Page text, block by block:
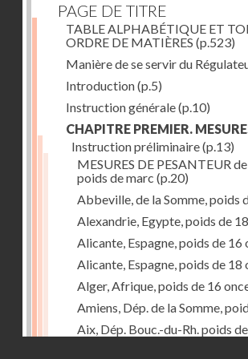
PAGE DE TITRE
TABLE ALPHABÉTIQUE ET
ORDRE DE MATIÈRES (p.523)
Manière de se servir du
Introduction(p.5)
Instruction générale(p.10)
CHAPITRE PREMIER.
Instruction préliminaire(p.13)
MESURES DE PESANTEUR
poids de marc (p.20)
Abbeville, de la Somme, poids
Alexandrie, Egypte, poids de
Alicante, Espagne, poids de 16
Alicante, Espagne, poids de 18
Alger, Afrique, poids de 16
Amiens, Dép. de la Somme,
Aix, Dép. Bouc.-du-Rh. poids